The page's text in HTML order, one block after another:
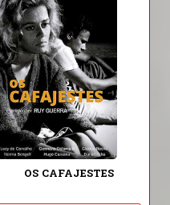
OS CAFAJESTES